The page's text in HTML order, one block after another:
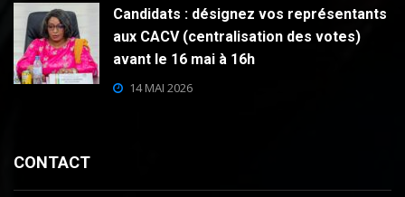
Candidats : désignez vos représentants
aux CACV (centralisation des votes)
avant le 16 mai à 16h
14 MAI 2026
CONTACT